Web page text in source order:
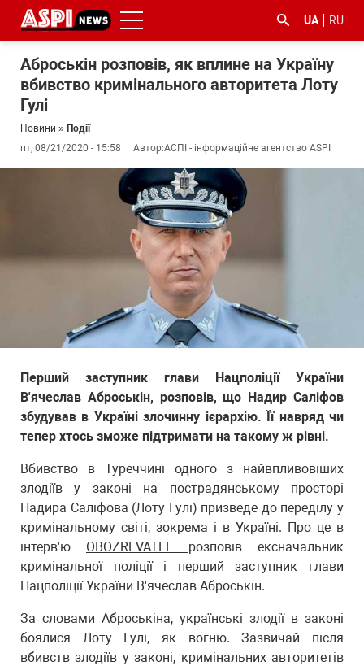
UA RU
Аброськін розповів, як вплине на Україну
вбивство кримінального авторитета Лоту
Гулі
Новини » Події
пт, 08/21/2020 - 15:58
Автор:АСПІ - інформаційне агентство ASPI
Перший заступник глави Нацполіції України
В'ячеслав Аброськін, розповів, що Надир Саліфов
збудував в Україні злочинну ієрархію. Її навряд чи
тепер хтось зможе підтримати на такому ж рівні.
Вбивство в Туреччині одного з найвпливовіших
злодіїв у законі на пострадянському просторі
Надира Саліфова (Лоту Гулі) призведе до переділу у
кримінальному світі, зокрема і в Україні. Про це в
інтерв'ю OBOZREVATEL розповів ексначальник
кримінальної поліції і перший заступник глави
Нацполіції України В'ячеслав Аброськін.
За словами Аброськіна, українські злодії в законі
боялися Лоту Гулі, як вогню. Зазвичай після
вбивств злодіїв у законі, кримінальних авторитетів
#ДФС #Київ #коронавірус